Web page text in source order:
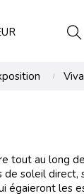
tout au long
de soleil direct,
égaieront les